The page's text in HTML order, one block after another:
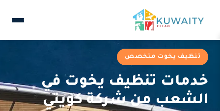
تنظيف يخوت متخصص
خدمات تنظيف يخوت في
الشعب من شركة كويتي